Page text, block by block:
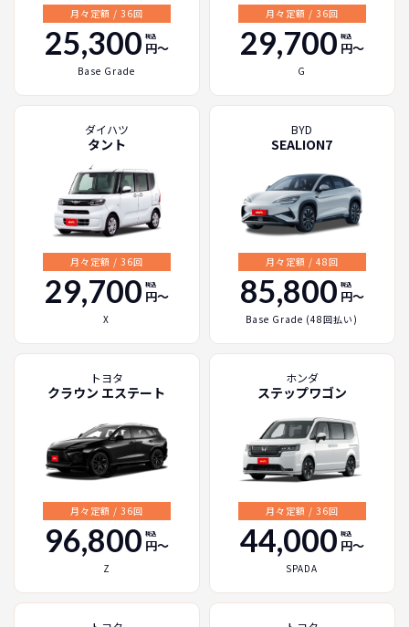
月々定額 / 36回
25,300 税込
円〜
Base Grade
月々定額 / 36回
29,700 税込
円〜
G
ダイハツ
タント
月々定額 / 36回
29,700 税込
円〜
X
BYD
SEALION7
月々定額 / 48回
85,800 税込
円〜
Base Grade (48回払い)
トヨタ
クラウン エステート
月々定額 / 36回
96,800 税込
円〜
Z
ホンダ
ステップワゴン
月々定額 / 36回
44,000 税込
円〜
SPADA